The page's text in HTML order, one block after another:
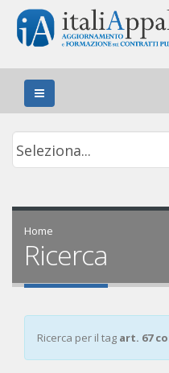
Home
Ricerca
Ricerca per il tag art. 67